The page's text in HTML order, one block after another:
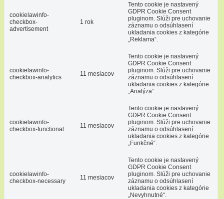
cookielawinfo-
checkbox-
advertisement
1 rok
Tento cookie je nastavený
GDPR Cookie Consent
pluginom. Slúži pre uchovanie
záznamu o odsúhlasení
ukladania cookies z kategórie
„Reklama“.
cookielawinfo-
checkbox-analytics
11 mesiacov
Tento cookie je nastavený
GDPR Cookie Consent
pluginom. Slúži pre uchovanie
záznamu o odsúhlasení
ukladania cookies z kategórie
„Analýza“.
cookielawinfo-
checkbox-functional
11 mesiacov
Tento cookie je nastavený
GDPR Cookie Consent
pluginom. Slúži pre uchovanie
záznamu o odsúhlasení
ukladania cookies z kategórie
„Funkčné“.
cookielawinfo-
checkbox-necessary
11 mesiacov
Tento cookie je nastavený
GDPR Cookie Consent
pluginom. Slúži pre uchovanie
záznamu o odsúhlasení
ukladania cookies z kategórie
„Nevyhnutné“.